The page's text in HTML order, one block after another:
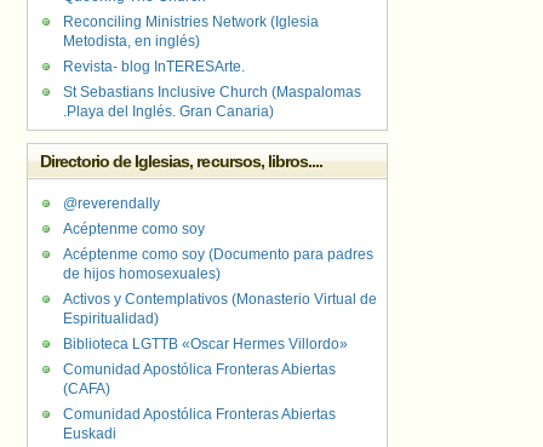
Reconciling Ministries Network (Iglesia
Metodista, en inglés)
Revista- blog InTERESArte.
St Sebastians Inclusive Church (Maspalomas
.Playa del Inglés. Gran Canaria)
Directorio de Iglesias, recursos, libros....
@reverendally
Acéptenme como soy
Acéptenme como soy (Documento para padres
de hijos homosexuales)
Activos y Contemplativos (Monasterio Virtual de
Espiritualidad)
Biblioteca LGTTB «Oscar Hermes Villordo»
Comunidad Apostólica Fronteras Abiertas
(CAFA)
Comunidad Apostólica Fronteras Abiertas
Euskadi